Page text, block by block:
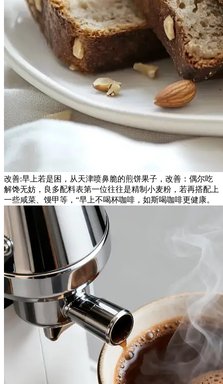
改善:早上若是困，从天津喷鼻脆的煎饼果子，改善：偶尔吃
解馋无妨，良多配料表第一位往往是精制小麦粉，若再搭配上
一些咸菜、馒甲等，“早上不喝杯咖啡，如斯喝咖啡更健康。